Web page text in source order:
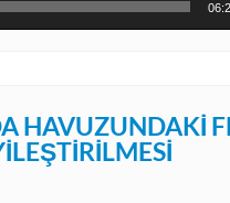
HAVUZUNDAKI